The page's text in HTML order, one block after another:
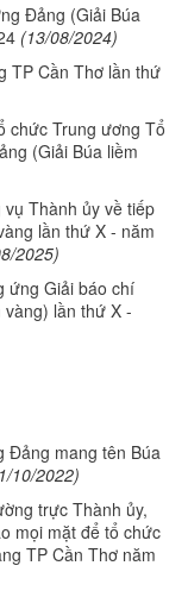
Đảng (Giải Búa
(13/08/2024)
TP Cần Thơ lần thứ
chức Trung ương Tổ
(Giải Búa liềm
Thành ủy về tiếp
lần thứ X - năm
2025)
ứng Giải báo chí
lần thứ X -
Đảng mang tên Búa
10/2022)
trực Thành ủy,
mọi mặt để tổ chức
TP Cần Thơ năm